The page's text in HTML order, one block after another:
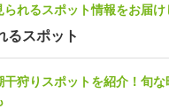
れるスポット情報をお届け
るスポット
狩りスポットを紹介！旬